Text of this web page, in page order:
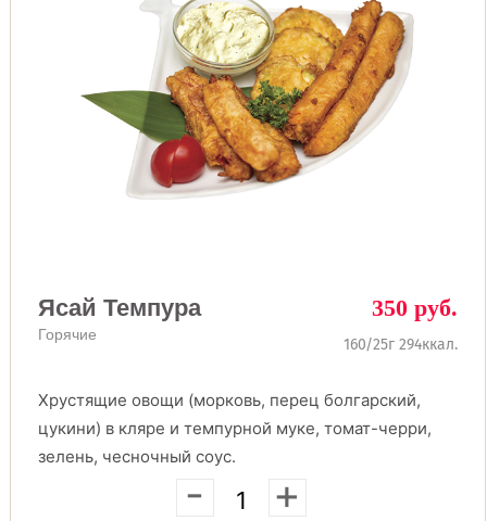
Ясай Темпура
Горячие
350 руб.
160/25г 294ккал.
Хрустящие овощи (морковь, перец болгарский,
цукини) в кляре и темпурной муке, томат-черри,
зелень, чесночный соус.
- +